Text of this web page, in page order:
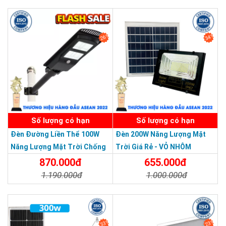
26%
Số lượng có hạn
Đèn Đường Liền Thể 100W
Năng Lượng Mặt Trời Chống
Nước Giá Rẻ870.000đ
1.190.000đ
34%
Số lượng có hạn
Đèn 200W Năng Lượng Mặt
Trời Giá Rẻ - VỎ NHÔM
655.000đ
1.000.000đ
33% 23%